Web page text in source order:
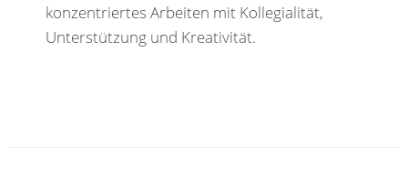
konzentriertes Arbeiten mit Kollegialität,
Unterstützung und Kreativität.